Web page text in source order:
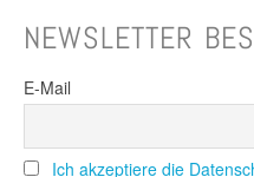
NEWSLETTER
E-Mail
Ich akzeptiere die